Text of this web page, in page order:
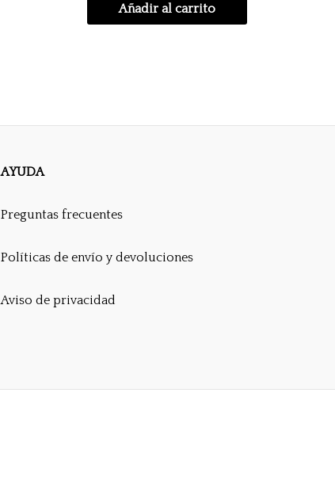
Añadir al carrito
AYUDA
Preguntas frecuentes
Políticas de envío y devoluciones
Aviso de privacidad